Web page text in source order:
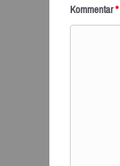
Kommentar*